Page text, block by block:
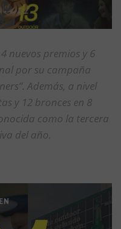
nuevos premios y 6
por su campaña
Además, a nivel
y 12 bronces en 8
como la tercera
del año.